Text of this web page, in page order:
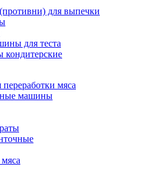
для выпечки
для теста
мяса
машины